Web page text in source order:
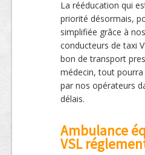
La rééducation qui
priorité désormais,
simplifiée grâce à
conducteurs de taxi
bon de transport
médecin, tout
par nos opérateurs
délais.
Ambulance
VSL